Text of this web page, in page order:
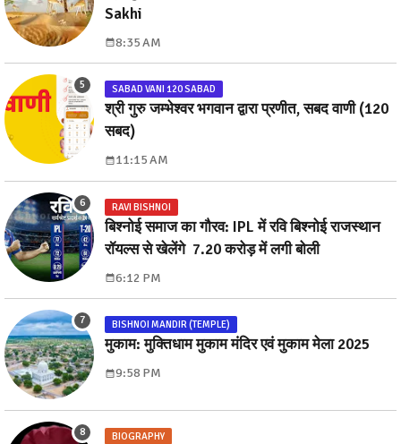
Sakhi
8:35 AM
SABAD VANI 120 SABAD
श्री गुरु जम्भेश्वर भगवान द्वारा प्रणीत, सबद वाणी (120
सबद)
11:15 AM
RAVI BISHNOI
बिश्नोई समाज का गौरव: IPL में रवि बिश्नोई राजस्थान
रॉयल्स से खेलेंगे ₹ 7.20 करोड़ में लगी बोली
6:12 PM
BISHNOI MANDIR (TEMPLE)
मुकाम: मुक्तिधाम मुकाम मंदिर एवं मुकाम मेला 2025
9:58 PM
BIOGRAPHY